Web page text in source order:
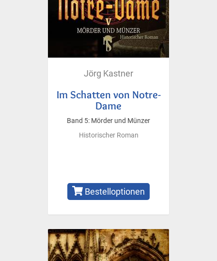
Jörg Kastner
Im Schatten von Notre-
Dame
Band 5: Mörder und Münzer
Historischer Roman
Bestelloptionen